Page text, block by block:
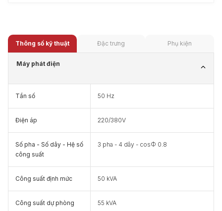
Thông số kỹ thuật Đặc trưng Phụ kiện
Máy phát điện
Tần số 50 Hz
Điện áp 220/380V
Số pha - Số dây - Hệ số
công suất
3 pha - 4 dây - cosФ 0.8
Công suất định mức 50 kVA
Công suất dự phòng 55 kVA